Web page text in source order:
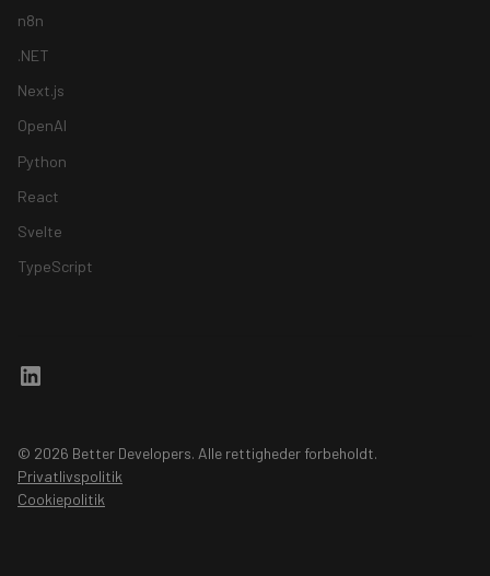
n8n
.NET
Next.js
OpenAI
Python
React
Svelte
TypeScript
© 2026 Better Developers. Alle rettigheder forbeholdt.
Privatlivspolitik
Cookiepolitik